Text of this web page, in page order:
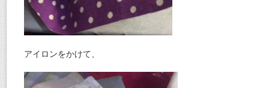
アイロンをかけて、